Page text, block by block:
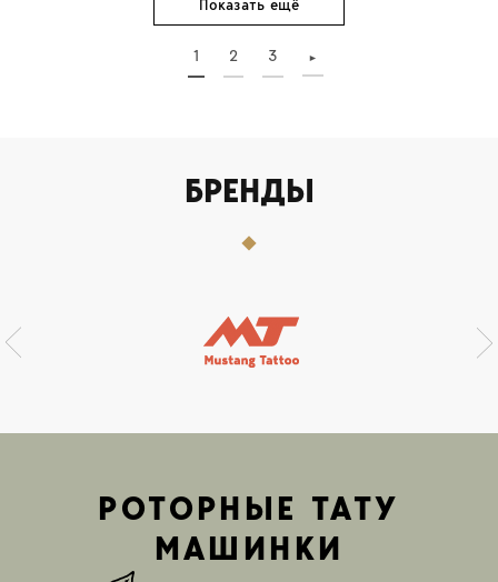
Показать ещё
1 2 3 ►
БРЕНДЫ
РОТОРНЫЕ ТАТУ
МАШИНКИ